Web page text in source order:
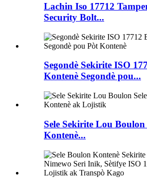
Lachin Iso 17712
Security Bolt...
Segondè Sekirite ISO
Kontenè Segondè pou...
Sele Sekirite Lou Boulon
Kontenè...